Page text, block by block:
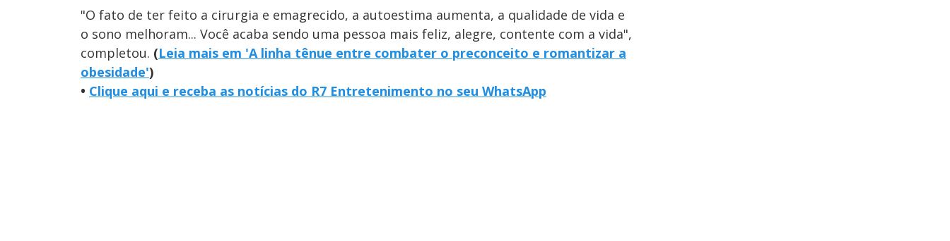
"O fato de ter feito a cirurgia e emagrecido, a autoestima aumenta, a qualidade de vida e
o sono melhoram... Você acaba sendo uma pessoa mais feliz, alegre, contente com a vida",
completou. (Leia mais em 'A linha tênue entre combater o preconceito e romantizar a
obesidade')
• Clique aqui e receba as notícias do R7 Entretenimento no seu WhatsApp